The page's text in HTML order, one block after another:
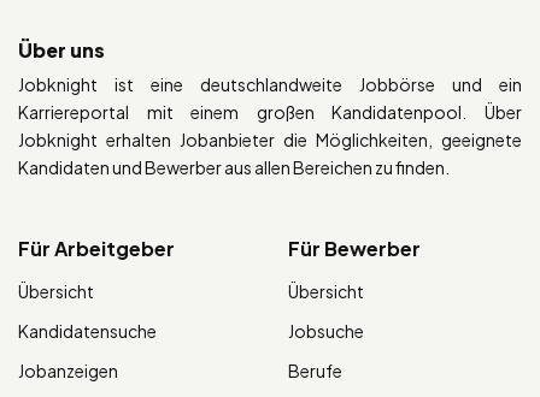
Über uns
Jobknight ist eine deutschlandweite Jobbörse und ein
Karriereportal mit einem großen Kandidatenpool. Über
Jobknight erhalten Jobanbieter die Möglichkeiten, geeignete
Kandidaten und Bewerber aus allen Bereichen zu finden.
Für Arbeitgeber
Übersicht
Kandidatensuche
Jobanzeigen
Für Bewerber
Übersicht
Jobsuche
Berufe